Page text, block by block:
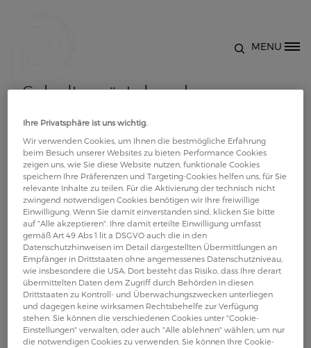
MENU
Schultergürtel und
Bruswirbelsäule - Übungen
zur Kräftigung der Muskulatur
- 02
Bewegung bei Rheuma: Das Video erklärt Übungen
zur Kräftigung für Schultergürtel und
Bruswirbelsäule anschaulich und praxisnah. Es
behandelt die wichtigsten Grundlagen, zeigt
konkrete Beispiele und vermittelt hilfreiche Tipps
für die Anwendung zu Hause.
Ihre Privatsphäre ist uns wichtig.
Wir verwenden Cookies, um Ihnen die bestmögliche Erfahrung
beim Besuch unserer Websites zu bieten: Performance Cookies
zeigen uns, wie Sie diese Website nutzen, funktionale Cookies
speichern Ihre Präferenzen und Targeting-Cookies helfen uns, für Sie
relevante Inhalte zu teilen. Für die Aktivierung der technisch nicht
zwingend notwendigen Cookies benötigen wir Ihre freiwillige
Einwilligung. Wenn Sie damit einverstanden sind, klicken Sie bitte
auf "Alle akzeptieren". Ihre damit erteilte Einwilligung umfasst
gemäß Art 49 Abs 1 lit a DSGVO auch die in den
Datenschutzhinweisen im Detail dargestellten Übermittlungen an
Empfänger in Drittstaaten ohne angemessenes Datenschutzniveau,
wie insbesondere die USA. Dort besteht das Risiko, dass Ihre derart
übermittelten Daten dem Zugriff durch Behörden in diesen
Drittstaaten zu Kontroll- und Überwachungszwecken unterliegen
und dagegen keine wirksamen Rechtsbehelfe zur Verfügung
stehen. Sie können die verschiedenen Cookies unter "Cookie-
Einstellungen" verwalten, oder auch "Alle ablehnen" wählen, um nur
die notwendigen Cookies zu verwenden. Sie können Ihre Cookie-